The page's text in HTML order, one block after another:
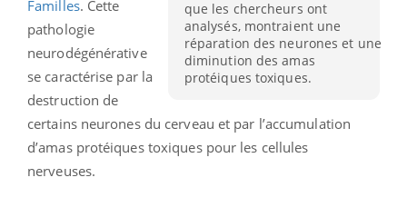
que les chercheurs ont
analysés, montraient une
réparation des neurones et une
diminution des amas
protéiques toxiques.
Familles. Cette
pathologie
neurodégénérative
se caractérise par la
destruction de
certains neurones du cerveau et par l’accumulation
d’amas protéiques toxiques pour les cellules
nerveuses.